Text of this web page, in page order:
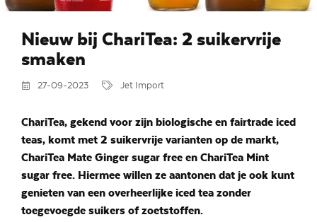
Nieuw bij ChariTea: 2 suikervrije
smaken
27-09-2023 Jet Import
ChariTea, gekend voor zijn biologische en fairtrade iced
teas, komt met 2 suikervrije varianten op de markt,
ChariTea Mate Ginger sugar free en ChariTea Mint
sugar free. Hiermee willen ze aantonen dat je ook kunt
genieten van een overheerlijke iced tea zonder
toegevoegde suikers of zoetstoffen.